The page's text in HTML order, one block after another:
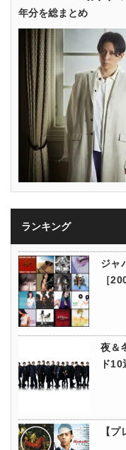
年分を総まとめ
ランキング
ジャ
［
夜＆
ド10
【